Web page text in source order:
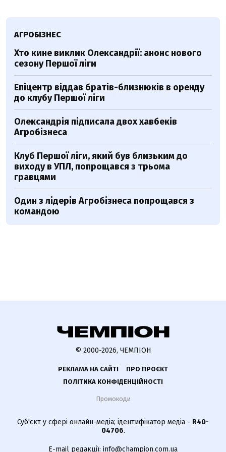
АГРОБІЗНЕС
Хто кине виклик Олександрії: анонс нового
сезону Першої ліги
Епіцентр віддав братів-близнюків в оренду
до клубу Першої ліги
Олександрія підписала двох хавбеків
Агробізнеса
Клуб Першої ліги, який був близьким до
виходу в УПЛ, попрощався з трьома
гравцями
Один з лідерів Агробізнеса попрощався з
командою
© 2000-2026, ЧЕМПІОН
РЕКЛАМА НА САЙТІ
ПРО ПРОЄКТ
ПОЛІТИКА КОНФІДЕНЦІЙНОСТІ
Промокоди
Суб'єкт у сфері онлайн-медіа; ідентифікатор медіа - R40-
04706.
E-mail редакції: info@champion.com.ua